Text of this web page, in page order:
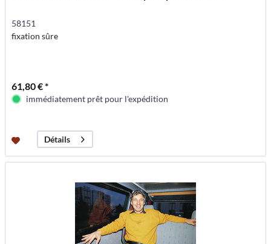
58151
fixation sûre
61,80 € *
immédiatement prêt pour l'expédition
Détails